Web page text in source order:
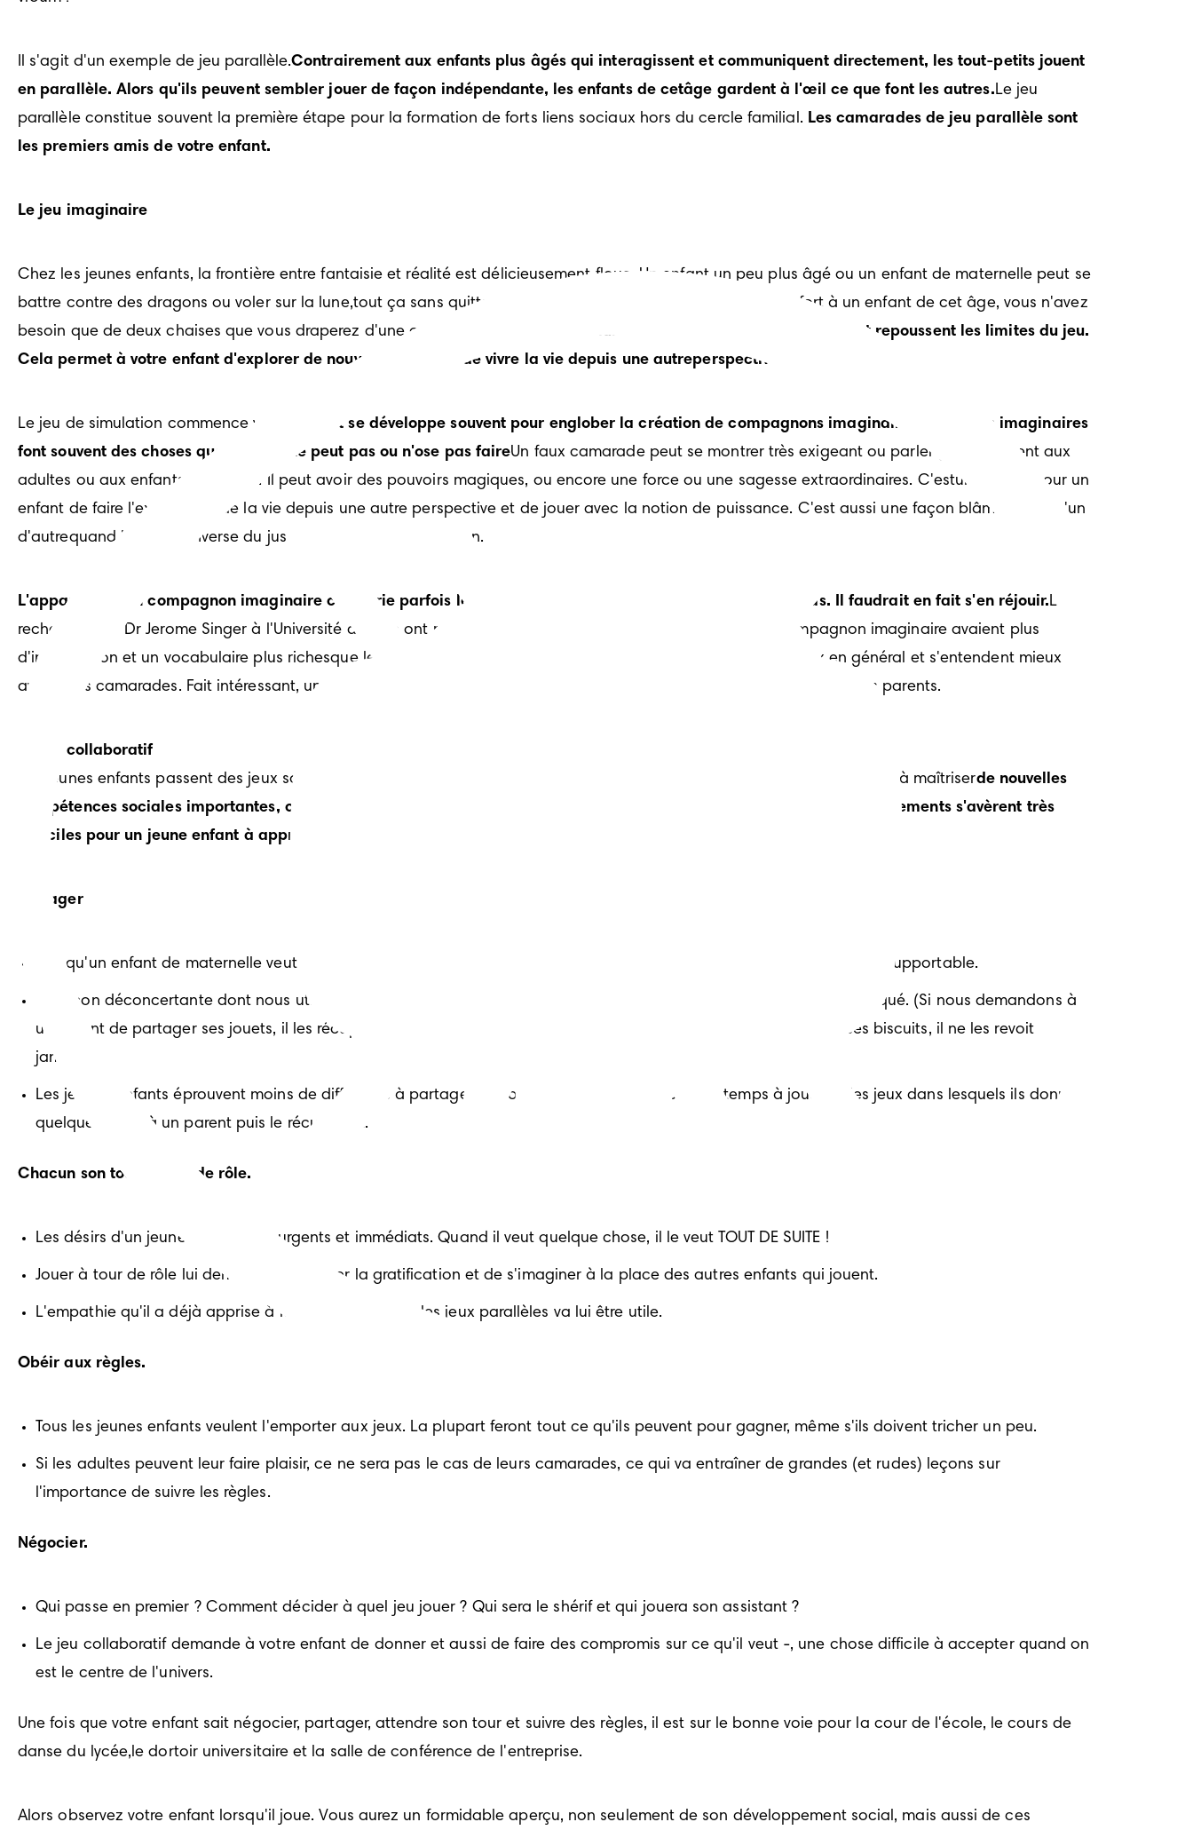
Il s'agit d'un exemple de jeu parallèle.Contrairement aux enfants plus âgés qui interagissent et communiquent directement, les tout-petits jouent
en parallèle. Alors qu'ils peuvent sembler jouer de façon indépendante, les enfants de cetâge gardent à l'œil ce que font les autres.Le jeu
parallèle constitue souvent la première étape pour la formation de forts liens sociaux hors du cercle familial. Les camarades de jeu parallèle sont
les premiers amis de votre enfant.
Le jeu imaginaire
Chez les jeunes enfants, la frontière entre fantaisie et réalité est délicieusement floue. Un enfant un peu plus âgé ou un enfant de maternelle peut se
battre contre des dragons ou voler sur la lune,tout ça sans quitter sa chambre. Si vous voulez construire un fort à un enfant de cet âge, vous n'avez
besoin que de deux chaises que vous draperez d'une couverture.
Les jeux de simulation ont de nombreux objectifs et repoussent les limites du jeu.
Cela permet à votre enfant d'explorer de nouvelles idées et de vivre la vie depuis une autreperspective.
Le jeu de simulation commence vers 3 ans,
et se développe souvent pour englober la création de compagnons imaginaires. Ces amis imaginaires
font souvent des choses que l'enfant ne peut pas ou n'ose pas faireUn faux camarade peut se montrer très exigeant ou parler grossièrement aux
adultes ou aux enfants plus âgés. Il peut avoir des pouvoirs magiques, ou encore une force ou une sagesse extraordinaires. C'estune façon pour un
enfant de faire l'expérience de la vie depuis une autre perspective et de jouer avec la notion de puissance. C'est aussi une façon blâmer quelqu'un
d'autrequand l'enfant renverse du jus de fruit sur le tapis persan.
L'apparition d'un compagnon imaginaire contrarie parfois les parents, pourtant ça ne devrait pas être le cas. Il faudrait en fait s'en réjouir.Les
recherches du Dr Jerome Singer à l'Université de Yale ont révélé que les enfants de maternelle qui ont un compagnon imaginaire avaient plus
d'imagination et un vocabulaire plus richesque leurs camarades qui n'en ont pas. Ils sont en outre plus heureux en général et s'entendent mieux
avec leurs camarades. Fait intéressant, un certain nombre deces enfants n'ont pas parlé de leur ami imaginaire à leurs parents.
Le jeu collaboratif
Les jeunes enfants passent des jeux solitaires et parallèles au jeu collaboratif. C'est à ce stade que votre enfant apprend à maîtriserde nouvelles
compétences sociales importantes, comme partager, attendre son tour, obéir aux règles et négocier. Tous ces comportements s'avèrent très
difficiles pour un jeune enfant à apprendre.
Partager
Lorsqu'un enfant de maternelle veut quelque chose, la pensée de l'abandonner à quelqu'un d'autre lui est presque insupportable.
La façon déconcertante dont nous utilisons le mot « partager » rend l'apprentissage du partage encore plus compliqué. (Si nous demandons à
un enfant de partager ses jouets, il les récupèrera dans peu de temps, mais si nous lui demandons de partager ses biscuits, il ne les revoit
jamais !)
Les jeunes enfants éprouvent moins de difficultés à partager s'ils ont déjà passé beaucoup de temps à jouer à des jeux dans lesquels ils donnent
quelque chose à un parent puis le récupèrent.
Chacun son tour, à tour de rôle.
Les désirs d'un jeune enfant sont urgents et immédiats. Quand il veut quelque chose, il le veut TOUT DE SUITE !
Jouer à tour de rôle lui demande de différer la gratification et de s'imaginer à la place des autres enfants qui jouent.
L'empathie qu'il a déjà apprise à la maison pendant les jeux parallèles va lui être utile.
Obéir aux règles.
Tous les jeunes enfants veulent l'emporter aux jeux. La plupart feront tout ce qu'ils peuvent pour gagner, même s'ils doivent tricher un peu.
Si les adultes peuvent leur faire plaisir, ce ne sera pas le cas de leurs camarades, ce qui va entraîner de grandes (et rudes) leçons sur
l'importance de suivre les règles.
Négocier.
Qui passe en premier ? Comment décider à quel jeu jouer ? Qui sera le shérif et qui jouera son assistant ?
Le jeu collaboratif demande à votre enfant de donner et aussi de faire des compromis sur ce qu'il veut -, une chose difficile à accepter quand on
est le centre de l'univers.
Une fois que votre enfant sait négocier, partager, attendre son tour et suivre des règles, il est sur le bonne voie pour la cour de l'école, le cours de
danse du lycée,le dortoir universitaire et la salle de conférence de l'entreprise.
Alors observez votre enfant lorsqu'il joue. Vous aurez un formidable aperçu, non seulement de son développement social, mais aussi de ces